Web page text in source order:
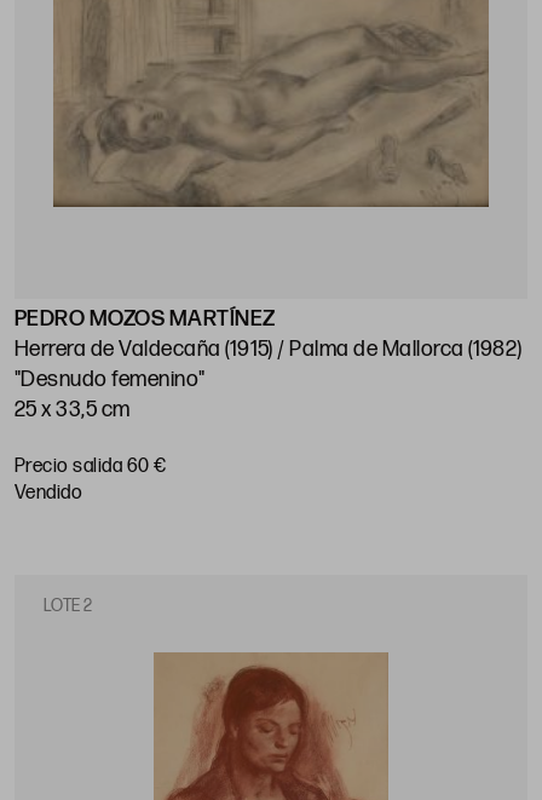
PEDRO MOZOS MARTÍNEZ
Herrera de Valdecaña (1915) / Palma de Mallorca (1982)
"Desnudo femenino"
25 x 33,5 cm
Precio salida 60 €
vendido
LOTE 2